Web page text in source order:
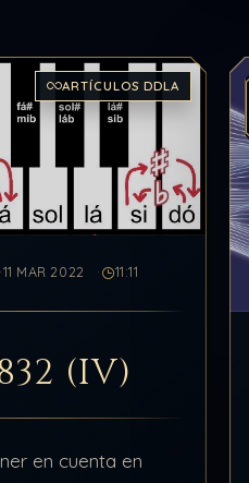
ARTÍCULOS DDLA
11 MAR 2022 11:11
(IV)
en cuenta en